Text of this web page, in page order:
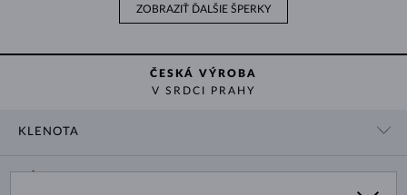
ZOBRAZIŤ ĎALŠIE ŠPERKY
ČESKÁ VÝROBA
V SRDCI PRAHY
KLENOTA